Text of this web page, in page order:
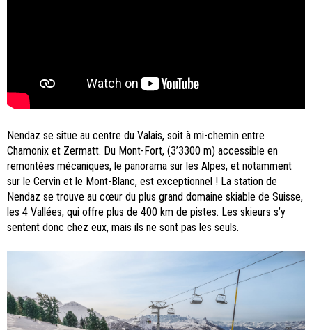
Nendaz se situe au centre du Valais, soit à mi-chemin entre
Chamonix et Zermatt. Du Mont-Fort, (3’3300 m) accessible en
remontées mécaniques, le panorama sur les Alpes, et notamment
sur le Cervin et le Mont-Blanc, est exceptionnel ! La station de
Nendaz se trouve au cœur du plus grand domaine skiable de Suisse,
les 4 Vallées, qui offre plus de 400 km de pistes. Les skieurs s’y
sentent donc chez eux, mais ils ne sont pas les seuls.